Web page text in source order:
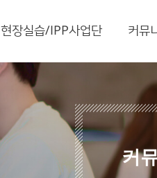
현장실습/IPP사업단 커뮤
커